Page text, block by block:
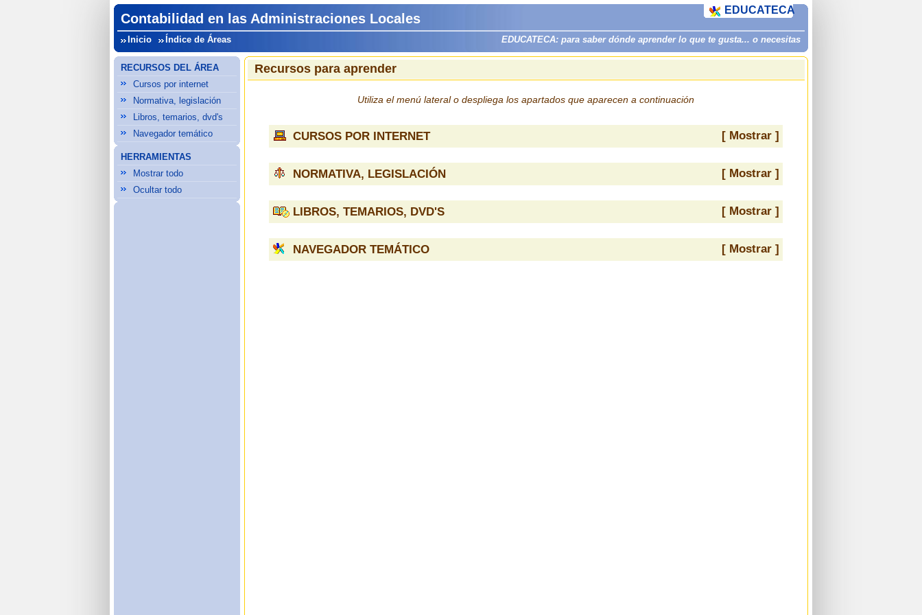
Contabilidad en las Administraciones Locales
Inicio Índice de Áreas EDUCATECA: para saber dónde aprender lo que te gusta... o necesitas
EDUCATECA
RECURSOS DEL ÁREA
Cursos por internet
Normativa, legislación
Libros, temarios, dvd's
Navegador temático
HERRAMIENTAS
Mostrar todo
Ocultar todo
Recursos para aprender
Utiliza el menú lateral o despliega los apartados que aparecen a continuación
CURSOS POR INTERNET [ Mostrar ]
NORMATIVA, LEGISLACIÓN [ Mostrar ]
LIBROS, TEMARIOS, DVD'S [ Mostrar ]
NAVEGADOR TEMÁTICO [ Mostrar ]